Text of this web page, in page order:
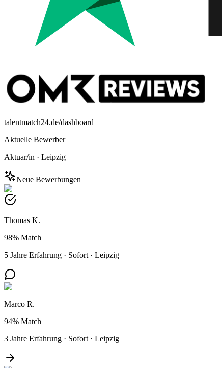
talentmatch24.de/dashboard
Aktuelle Bewerber
Aktuar/in · Leipzig
Neue Bewerbungen
Thomas K.
98% Match
5 Jahre Erfahrung · Sofort · Leipzig
Marco R.
94% Match
3 Jahre Erfahrung · Sofort · Leipzig